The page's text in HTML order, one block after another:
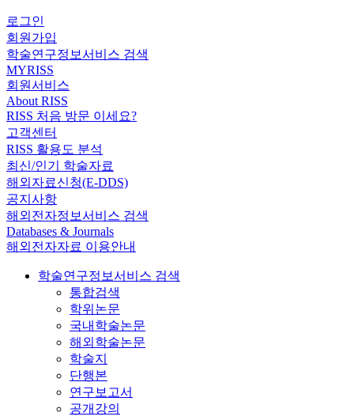
로그인
회원가입
학술연구정보서비스 검색
MYRISS
회원서비스
About RISS
RISS 처음 방문 이세요?
고객센터
RISS 활용도 분석
최신/인기 학술자료
해외자료신청(E-DDS)
공지사항
해외전자정보서비스 검색
Databases & Journals
해외전자자료 이용안내
학술연구정보서비스 검색
통합검색
학위논문
국내학술논문
해외학술논문
학술지
단행본
연구보고서
공개강의